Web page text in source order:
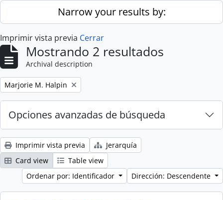
Skip to main contentNarrow your results by:
Imprimir vista previa Cerrar
Mostrando 2 resultados
Archival description
Remove filter:
Marjorie M. Halpin
Opciones avanzadas de búsqueda
Imprimir vista previa
Jerarquía
Card view
Table view
Ordenar por: Identificador
Dirección: Descendente